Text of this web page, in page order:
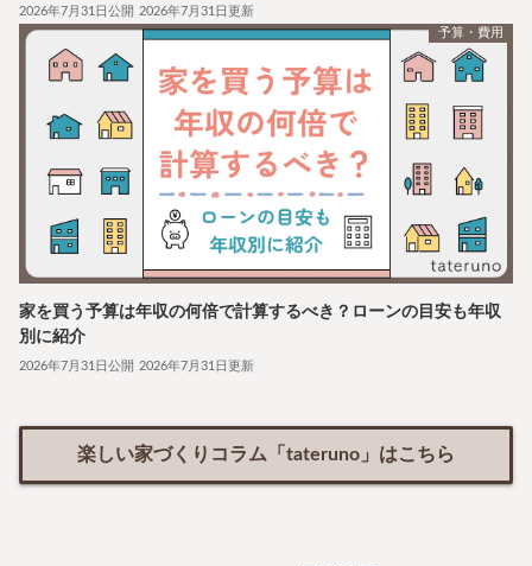
2026年7月31日公開 2026年7月31日更新
予算・費用
家を買う予算は年収の何倍で計算するべき？ローンの目安も年収
別に紹介
2026年7月31日公開 2026年7月31日更新
楽しい家づくりコラム「tateruno」はこちら